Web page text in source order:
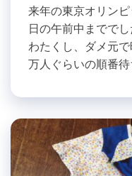
来年の東京オリン
日の午前中までで
わたくし、ダメ元
万人ぐらいの順番